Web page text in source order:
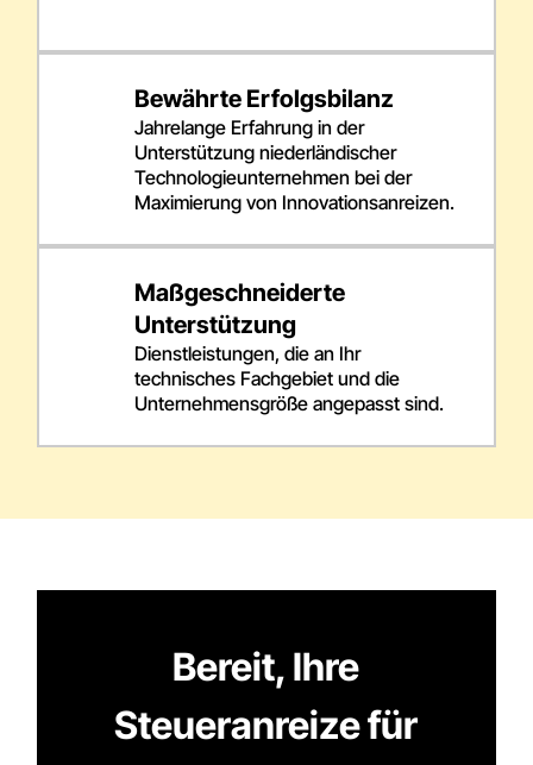
Bewährte Erfolgsbilanz
Jahrelange Erfahrung in der
Unterstützung niederländischer
Technologieunternehmen bei der
Maximierung von Innovationsanreizen.
Maßgeschneiderte
Unterstützung
Dienstleistungen, die an Ihr
technisches Fachgebiet und die
Unternehmensgröße angepasst sind.
Bereit, Ihre
Steueranreize für